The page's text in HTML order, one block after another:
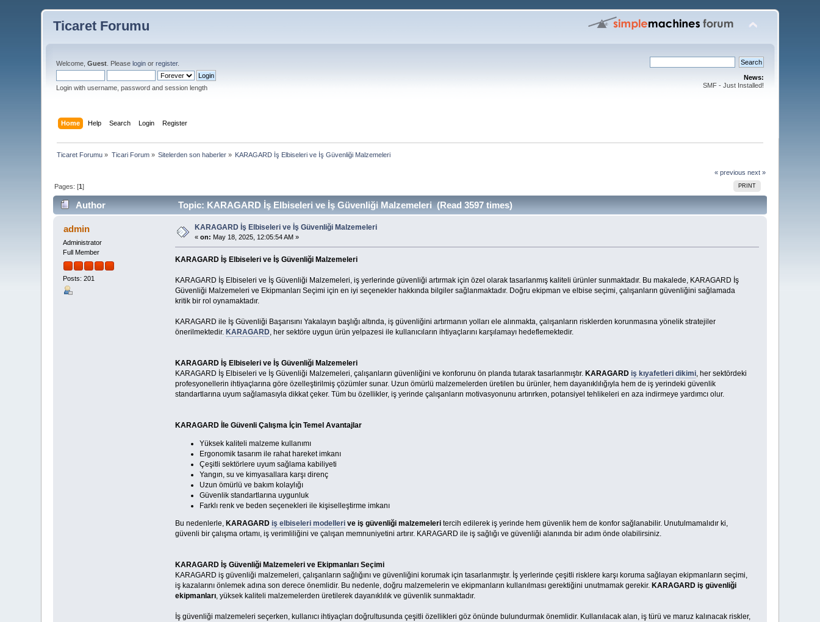
Ticaret Forumu
Welcome,Guest . Pleaselogin orregister.
Login with username, password and session length
News:
SMF - Just Installed!
Home Help Search Login Register
Ticaret Forumu » Ticari Forum» Sitelerden son haberler » KARAGARD İş Elbiseleri ve İş Güvenliği Malzemeleri
« previous next »
PRINT
Pages: [1]
Author Topic: KARAGARD İş Elbiseleri ve İş Güvenliği Malzemeleri (Read 3597 times)
admin
Administrator
Full Member
Posts: 201
KARAGARD İş Elbiseleri ve İş Güvenliği Malzemeleri
«on: May 18, 2025, 12:05:54 AM »
KARAGARD İş Elbiseleri ve İş Güvenliği Malzemeleri
KARAGARD İş Elbiseleri ve İş Güvenliği Malzemeleri, iş yerlerinde güvenliği artırmak için özel olarak tasarlanmış kaliteli ürünler sunmaktadır. Bu makalede, KARAGARD İş
Güvenliği Malzemeleri ve Ekipmanları Seçimi için en iyi seçenekler hakkında bilgiler sağlanmaktadır. Doğru ekipman ve elbise seçimi, çalışanların güvenliğini sağlamada
kritik bir rol oynamaktadır.
KARAGARD ile İş Güvenliği Başarısını Yakalayın başlığı altında, iş güvenliğini artırmanın yolları ele alınmakta, çalışanların risklerden korunmasına yönelik stratejiler
önerilmektedir. KARAGARD, her sektöre uygun ürün yelpazesi ile kullanıcıların ihtiyaçlarını karşılamayı hedeflemektedir.
KARAGARD İş Elbiseleri ve İş Güvenliği Malzemeleri
KARAGARD İş Elbiseleri ve İş Güvenliği Malzemeleri, çalışanların güvenliğini ve konforunu ön planda tutarak tasarlanmıştır. KARAGARD iş kıyafetleri dikimi, her sektördeki
profesyonellerin ihtiyaçlarına göre özelleştirilmiş çözümler sunar. Uzun ömürlü malzemelerden üretilen bu ürünler, hem dayanıklılığıyla hem de iş yerindeki güvenlik
standartlarına uyum sağlamasıyla dikkat çeker. Tüm bu özellikler, iş yerinde çalışanların motivasyonunu artırırken, potansiyel tehlikeleri en aza indirmeye yardımcı olur.
KARAGARD İle Güvenli Çalışma İçin Temel Avantajlar
Yüksek kaliteli malzeme kullanımı
Ergonomik tasarım ile rahat hareket imkanı
Çeşitli sektörlere uyum sağlama kabiliyeti
Yangın, su ve kimyasallara karşı direnç
Uzun ömürlü ve bakım kolaylığı
Güvenlik standartlarına uygunluk
Farklı renk ve beden seçenekleri ile kişiselleştirme imkanı
Bu nedenlerle, KARAGARD iş elbiseleri modellerive iş güvenliği malzemeleritercih edilerek iş yerinde hem güvenlik hem de konfor sağlanabilir. Unutulmamalıdır ki,
güvenli bir çalışma ortamı, iş verimliliğini ve çalışan memnuniyetini artırır. KARAGARD ile iş sağlığı ve güvenliği alanında bir adım önde olabilirsiniz.
KARAGARD İş Güvenliği Malzemeleri ve Ekipmanları Seçimi
KARAGARD iş güvenliği malzemeleri, çalışanların sağlığını ve güvenliğini korumak için tasarlanmıştır. İş yerlerinde çeşitli risklere karşı koruma sağlayan ekipmanların seçimi,
iş kazalarını önlemek adına son derece önemlidir. Bu nedenle, doğru malzemelerin ve ekipmanların kullanılması gerektiğini unutmamak gerekir. KARAGARD iş güvenliği
ekipmanları, yüksek kaliteli malzemelerden üretilerek dayanıklılık ve güvenlik sunmaktadır.
İş güvenliği malzemeleri seçerken, kullanıcı ihtiyaçları doğrultusunda çeşitli özellikleri göz önünde bulundurmak önemlidir. Kullanılacak alan, iş türü ve maruz kalınacak riskler,